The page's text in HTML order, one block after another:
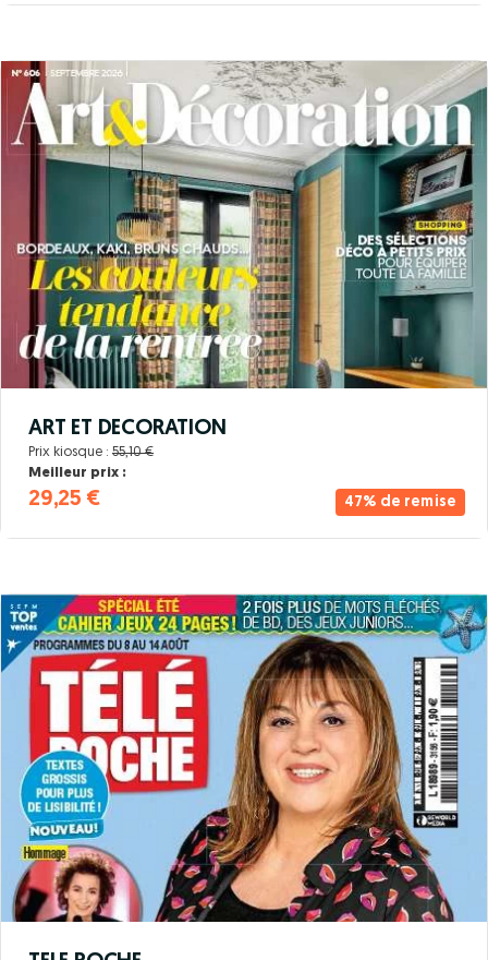
47% de remise
ART ET DECORATION
Prix kiosque : 55,10 €
Meilleur prix :
29,25 €